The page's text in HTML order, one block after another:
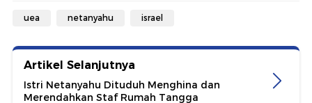
uea netanyahu israel
Artikel Selanjutnya
Istri Netanyahu Dituduh Menghina dan
Merendahkan Staf Rumah Tangga